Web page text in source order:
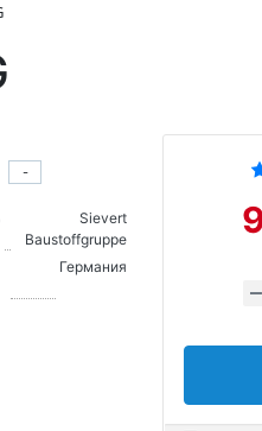
-
Sievert
Baustoffgruppe
Германия